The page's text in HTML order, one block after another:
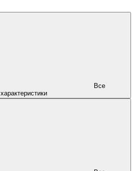
характеристики